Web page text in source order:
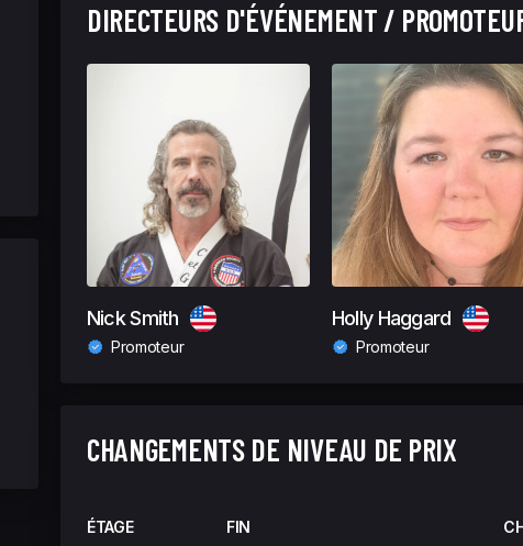
DIRECTEURS D'ÉVÉNEMENT /
Nick Smith
Promoteur
Holly Haggard
Promoteur
CHANGEMENTS DE NIVEAU DE PRIX
ÉTAGE FIN